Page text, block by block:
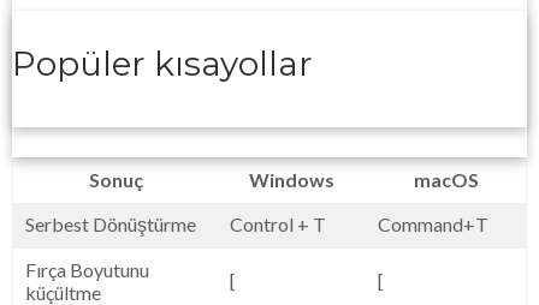
Popüler kısayollar
Sonuç Windows
macOS
Serbest Dönüştürme
Control + T
Command+T
Fırça Boyutunu
küçültme
[ [